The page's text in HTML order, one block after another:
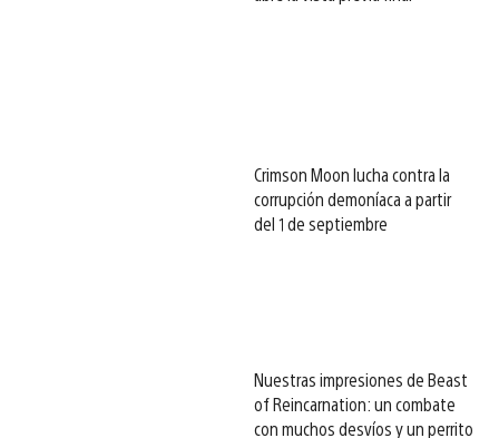
Crimson Moon lucha contra la
corrupción demoníaca a partir
del 1 de septiembre
Nuestras impresiones de Beast
of Reincarnation: un combate
con muchos desvíos y un perrito